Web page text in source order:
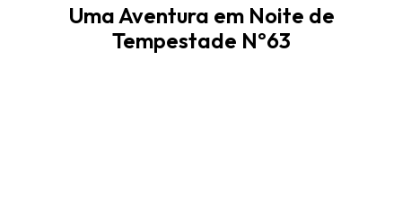
Uma Aventura em Noite de
Tempestade Nº63